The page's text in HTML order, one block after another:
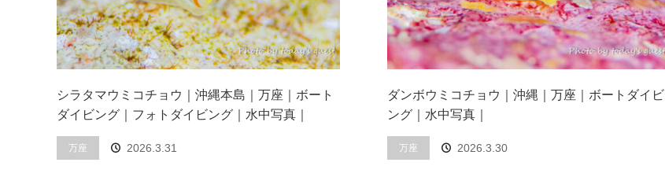
シラタマウミコチョウ｜沖縄本島｜万座｜ボート
ダイビング｜フォトダイビング｜水中写真｜
万座 2026.3.31
ダンボウミコチョウ｜沖縄｜万座｜ボートダイビ
ング｜水中写真｜
万座 2026.3.30